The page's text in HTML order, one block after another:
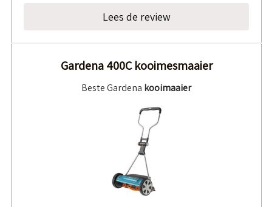
Lees de review
Gardena 400C kooimesmaaier
Beste Gardena kooimaaier